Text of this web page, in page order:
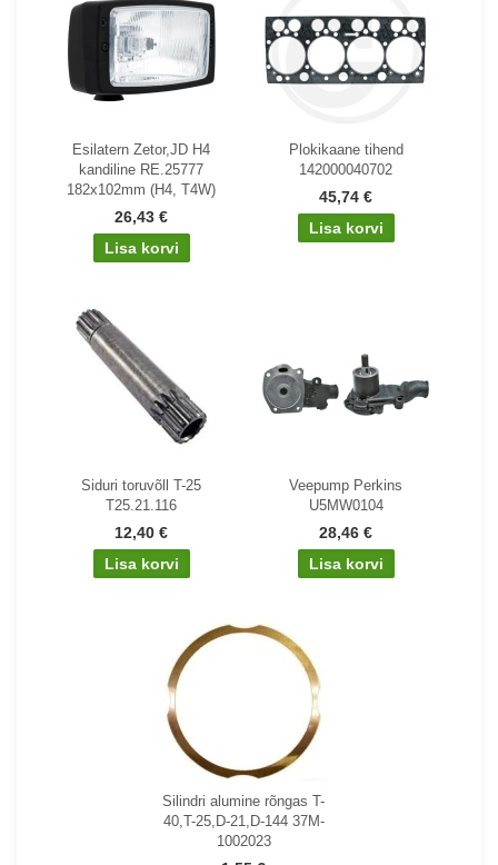
Esilatern Zetor,JD H4
kandiline RE.25777
182x102mm (H4, T4W)
26,43 €
Plokikaane tihend
142000040702
45,74 €
Siduri toruvõll T-25
T25.21.116
12,40 €
Veepump Perkins
U5MW0104
28,46 €
Silindri alumine rõngas T-
40,T-25,D-21,D-144 37M-
1002023